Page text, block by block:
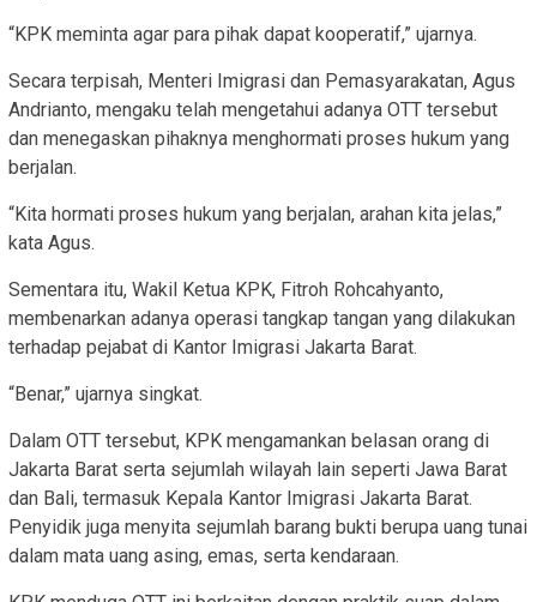
“KPK meminta agar para pihak dapat kooperatif,” ujarnya.
Secara terpisah, Menteri Imigrasi dan Pemasyarakatan, Agus
Andrianto, mengaku telah mengetahui adanya OTT tersebut
dan menegaskan pihaknya menghormati proses hukum yang
berjalan.
“Kita hormati proses hukum yang berjalan, arahan kita jelas,”
kata Agus.
Sementara itu, Wakil Ketua KPK, Fitroh Rohcahyanto,
membenarkan adanya operasi tangkap tangan yang dilakukan
terhadap pejabat di Kantor Imigrasi Jakarta Barat.
“Benar,” ujarnya singkat.
Dalam OTT tersebut, KPK mengamankan belasan orang di
Jakarta Barat serta sejumlah wilayah lain seperti Jawa Barat
dan Bali, termasuk Kepala Kantor Imigrasi Jakarta Barat.
Penyidik juga menyita sejumlah barang bukti berupa uang tunai
dalam mata uang asing, emas, serta kendaraan.